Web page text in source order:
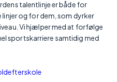
talentlinje er både for
linjer og for dem, som dyrker
Vi hjælper med at forfølge
sportskarriere samtidig med